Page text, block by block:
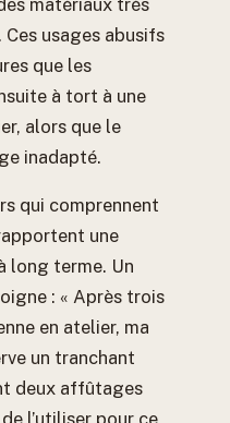
usages abusifs
que les
à tort à une
alors que le
inadapté.
qui comprennent
une
long terme. Un
: « Après trois
en atelier, ma
un tranchant
deux affûtages